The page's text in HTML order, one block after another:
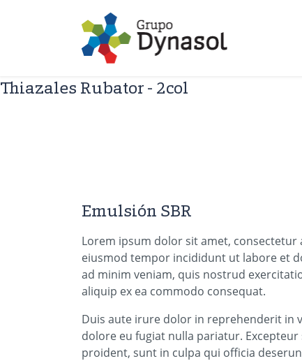
Thiazales Rubator - 2col
Emulsión SBR
Lorem ipsum dolor sit amet, consectetur
eiusmod tempor incididunt ut labore et
ad minim veniam, quis nostrud
aliquip ex ea commodo consequat.
Duis aute irure dolor in reprehenderit in
dolore eu fugiat nulla pariatur.
proident, sunt in culpa qui officia